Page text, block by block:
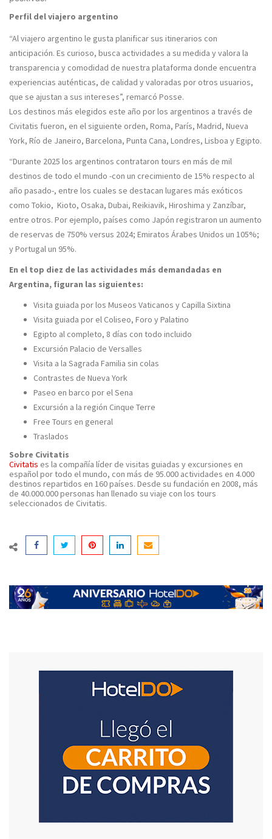
Perfil del viajero argentino
“Al viajero argentino le gusta planificar sus itinerarios con
anticipación. Es curioso, busca actividades a su medida y valora la
transparencia y comodidad de nuestra plataforma donde encuentra
experiencias auténticas, de calidad y valoradas por otros usuarios,
que se ajustan a sus intereses”, remarcó Posse.
Los destinos más elegidos este año por los argentinos a través de
Civitatis fueron, en el siguiente orden, Roma, París, Madrid, Nueva
York, Río de Janeiro, Barcelona, Punta Cana, Londres, Lisboa y Egipto.
“Durante 2025 los argentinos contrataron tours en más de mil
destinos de todo el mundo -con un crecimiento de 15% respecto al
año pasado-, entre los cuales se destacan lugares más exóticos
como Tokio, Kioto, Osaka, Dubai, Reikiavik, Hiroshima y Zanzíbar,
entre otros. Por ejemplo, países como Japón registraron un aumento
de reservas de 750% versus 2024; Emiratos Árabes Unidos un 105%;
y Portugal un 95%.
En el top diez de las actividades más demandadas en
Argentina, figuran las siguientes:
Visita guiada por los Museos Vaticanos y Capilla Sixtina
Visita guiada por el Coliseo, Foro y Palatino
Egipto al completo, 8 días con todo incluido
Excursión Palacio de Versalles
Visita a la Sagrada Familia sin colas
Contrastes de Nueva York
Paseo en barco por el Sena
Excursión a la región Cinque Terre
Free Tours en general
Traslados
Sobre Civitatis
Civitatis es la compañía líder de visitas guiadas y excursiones en
español por todo el mundo, con más de 95.000 actividades en 4.000
destinos repartidos en 160 países. Desde su fundación en 2008, más
de 40.000.000 personas han llenado su viaje con los tours
seleccionados de Civitatis.